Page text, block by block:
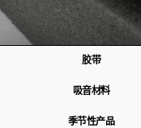
胶带
吸音材料
季节性产品